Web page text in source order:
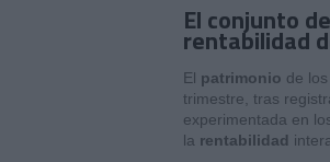
El conjunto
rentabilidad
El patrimonio de los
trimestre, tras
experimentada en
la rentabilidad